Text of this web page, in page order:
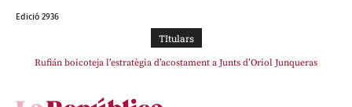
Edició 2936
TItulars
Rufián dinamita la unitat independentista amb un atac frontal al retorn de